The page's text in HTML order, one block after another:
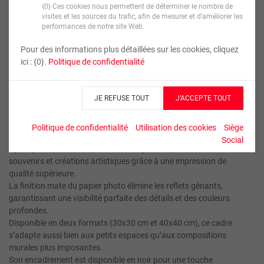
{0} Ces cookies nous permettent de déterminer le nombre de
visites et les sources du trafic, afin de mesurer et d’améliorer les
performances de notre site Web.
Pour des informations plus détaillées sur les cookies, cliquez
ici : {0}. Politique de confidentialité
JE REFUSE TOUT J’ACCEPTE TOUT
Politique de confidentialité Utilisation des cookies
Siège
Social
Poster encadré carré
souvenirs et créations artistiques grâce à une impression de
qualité supérieure.
La finition mate du papier photo élimine les reflets gênants,
garantissant une visibilité parfaite des détails et des couleurs
profondes.
Disponible en deux formats (30x30 cm et 40x40 cm), ce cadre
s’adapte aussi bien aux petits espaces qu’aux compositions
murales plus imposantes.
Son encadrement est disponible en noir pour une touche